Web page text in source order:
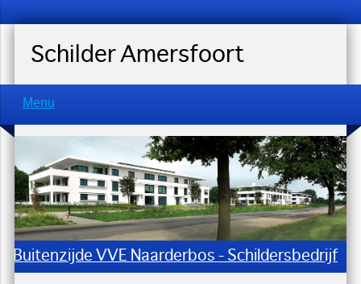
Schilder Amersfoort
Menu